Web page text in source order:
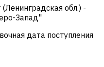
обл.) -
Запад"
дата поступления